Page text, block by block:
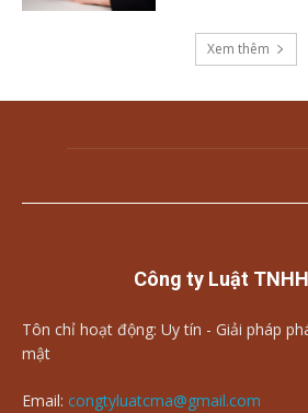
Xem thêm
Công ty Luật
Tôn chỉ hoạt động: Uy tín - Giải pháp
mật
Email: congtyluatcma@gmail.com